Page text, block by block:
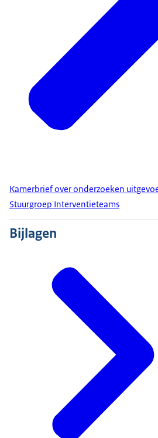
Kamerbrief over onderzoeken
Stuurgroep Interventieteams
Bijlagen